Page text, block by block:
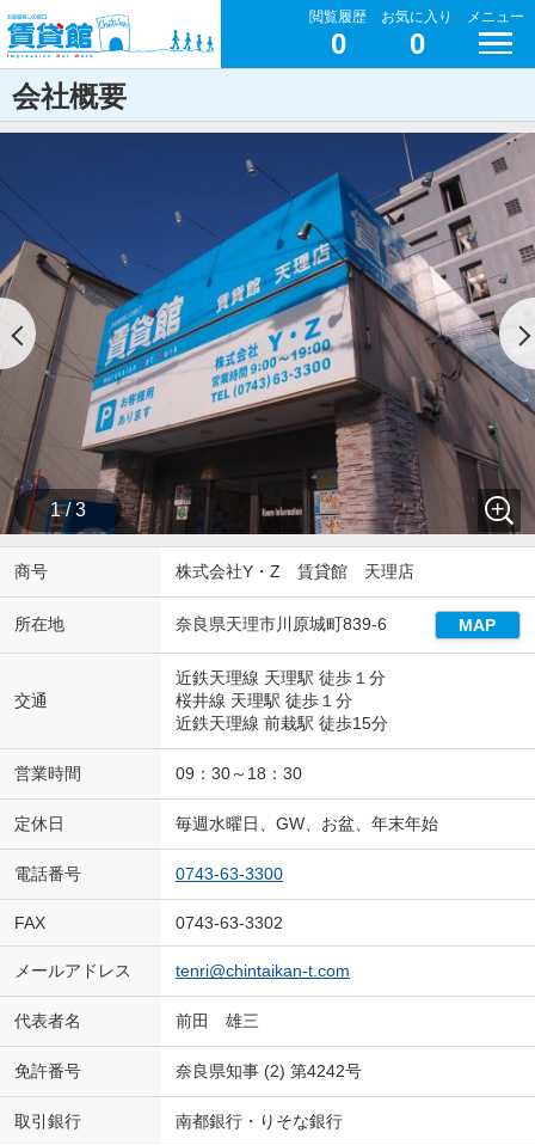
閲覧履歴
0
お気に入り
0
メニュー
会社概要
1 / 3
商号 株式会社Y・Z 賃貸館 天理店
所在地 奈良県天理市川原城町839-6 MAP
交通
近鉄天理線 天理駅 徒歩１分
桜井線 天理駅 徒歩１分
近鉄天理線 前栽駅 徒歩15分
営業時間 09：30～18：30
定休日 毎週水曜日、GW、お盆、年末年始
電話番号 0743-63-3300
FAX 0743-63-3302
メールアドレス tenri@chintaikan-t.com
代表者名 前田 雄三
免許番号 奈良県知事 (2) 第4242号
取引銀行 南都銀行・りそな銀行